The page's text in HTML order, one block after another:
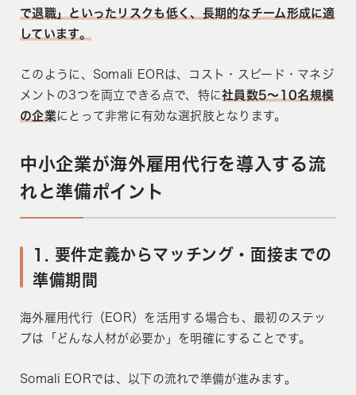
で退職」といったリスクも低く、長期的なチーム形成に適
しています。
このように、Somali EORは、コスト・スピード・マネジ
メントの3つを両立できる点で、特に社員数5〜10名規模
の企業にとって非常に有効な選択肢となります。
中小企業が海外雇用代行を導入する流
れと準備ポイント
1. 要件定義からマッチング・面接までの
準備期間
海外雇用代行（EOR）を活用する場合も、最初のステッ
プは「どんな人材が必要か」を明確にすることです。
Somali EORでは、以下の流れで準備が進みます。